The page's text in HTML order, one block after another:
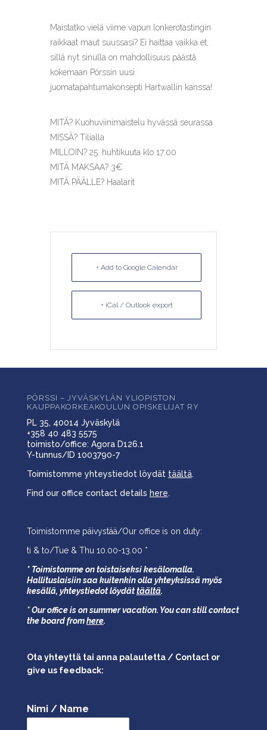
Maistatko vielä viime vapun lonkerotastingin
raikkaat maut suussasi? Ei haittaa vaikka et,
sillä nyt sinulla on mahdollisuus päästä
kokemaan Pörssin uusi
juomatapahtumakonsepti Hartwallin kanssa!
MITÄ? Kuohuviinimaistelu hyvässä seurassa
MISSÄ? Tilialla
MILLOIN? 25. huhtikuuta klo 17:00
MITÄ MAKSAA? 3€
MITÄ PÄÄLLE? Haalarit
+ Add to Google Calendar
+ iCal / Outlook export
PÖRSSI – JYVÄSKYLÄN YLIOPISTON
KAUPPAKORKEAKOULUN OPISKELIJAT RY
PL 35, 40014 Jyväskylä
+358 40 483 5575
toimisto/office: Agora D126.1
Y-tunnus/ID 1003790-7
Toimistomme yhteystiedot löydät täältä.
Find our office contact details here.
Toimistomme päivystää/Our office is on duty:
ti & to/Tue & Thu 10.00-13.00 *
* Toimistomme on toistaiseksi kesälomalla.
Hallituslaisiin saa kuitenkin olla yhteyksissä myös
kesällä, yhteystiedot löydättäältä.
* Our office is on summer vacation. You can still contact
the board fromhere.
Ota yhteyttä tai anna palautetta / Contact or
give us feedback:
Nimi / Name